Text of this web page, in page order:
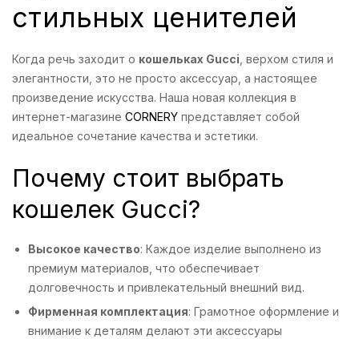
стильных ценителей
Когда речь заходит о кошельках Gucci , верхом стиля и
элегантности, это не просто аксессуар, а настоящее
произведение искусства. Наша новая коллекция в
интернет-магазине CORNERY представляет собой
идеальное сочетание качества и эстетики.
Почему стоит выбрать
кошелек Gucci?
Высокое качество: Каждое изделие выполнено из
премиум материалов, что обеспечивает
долговечность и привлекательный внешний вид.
Фирменная комплектация: Грамотное оформление и
внимание к деталям делают эти аксессуары